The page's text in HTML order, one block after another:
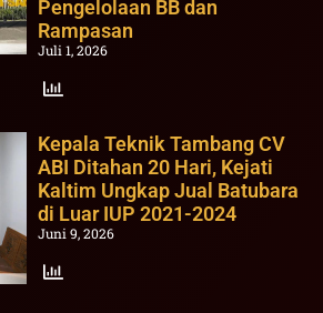
Pengelolaan BB dan
Rampasan
Juli 1, 2026
Kepala Teknik Tambang CV
ABI Ditahan 20 Hari, Kejati
Kaltim Ungkap Jual Batubara
di Luar IUP 2021-2024
Juni 9, 2026